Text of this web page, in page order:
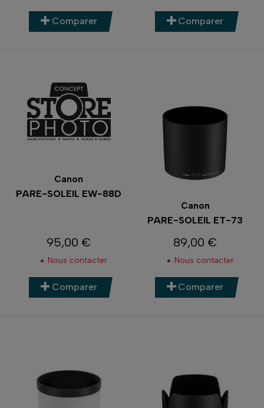
Comparer Comparer
Canon
PARE-SOLEIL EW-88D
Prix
95,00 €
Nous contacter
Comparer
Canon
PARE-SOLEIL ET-73
Prix
89,00 €
Nous contacter
Comparer